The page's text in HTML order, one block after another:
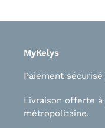
MyKelys
Paiement
Livraison offerte à
métropolitaine.